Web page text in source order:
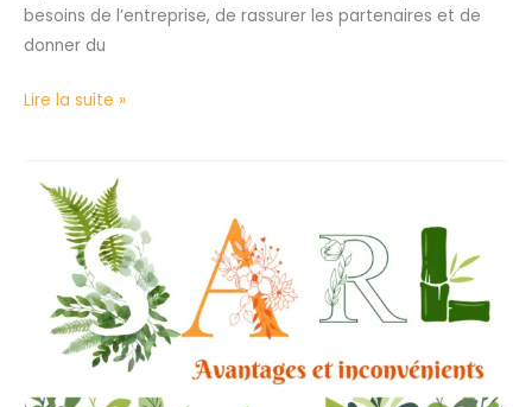
besoins de l’entreprise, de rassurer les partenaires et de
donner du
Lire la suite »
SARL:
Avantages
Inconvénients